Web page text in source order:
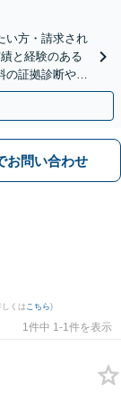
い方・請求され
と経験のある
の証拠診断や着
い。
お問い合わせ
くは こちら)
1件中 1-1件を表示